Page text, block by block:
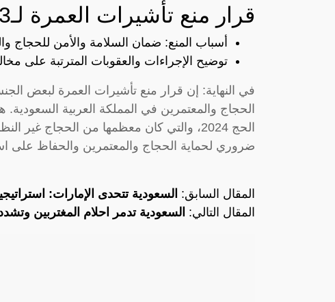
قرار منع تأشيرات العمرة لـ3 جنسيات عربية
أسباب المنع: ضمان السلامة والأمن للحجاج
توضيح الإجراءات والعقوبات المترتبة على
في النهاية: إن قرار منع تأشيرات العمرة لبعض
الحجاج والمعتمرين في المملكة العربية
الحج 2024، والتي كان معظمها من الحجاج
ضروري لحماية الحجاج والمعتمرين والحفاظ على
المقال السابق: السعودية تتحدى الإمارات:
المقال التالي: السعودية تدمر احلام المغتربين